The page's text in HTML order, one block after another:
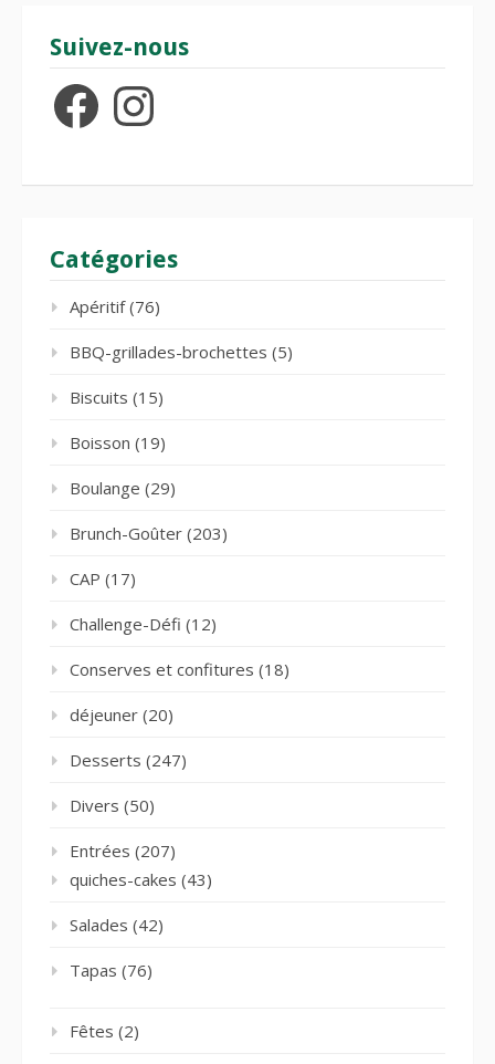
Suivez-nous
FacebookInstagram
Catégories
Apéritif(76)
BBQ-grillades-brochettes (5)
Biscuits (15)
Boisson (19)
Boulange (29)
Brunch-Goûter (203)
CAP (17)
Challenge-Défi (12)
Conserves et confitures (18)
déjeuner (20)
Desserts (247)
Divers (50)
Entrées (207)
quiches-cakes (43)
Salades (42)
Tapas (76)
Fêtes (2)